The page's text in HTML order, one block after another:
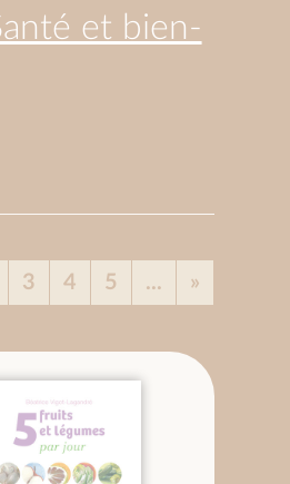
et bien-
3 4 5 ... »